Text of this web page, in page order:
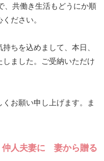
、共働き生活もどうにか順
ださい。
ちを込めまして、本日、
ました。ご受納いただけ
お願い申し上げます。ま
人夫妻に 妻から贈る